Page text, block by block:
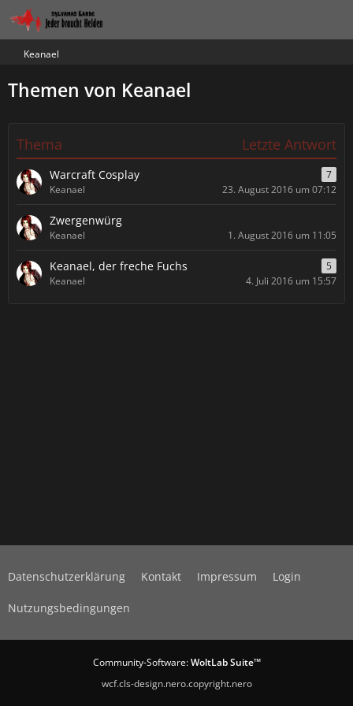
Keanael
Themen von Keanael
Thema Letzte Antwort
Warcraft Cosplay
7
Keanael
23. August 2016 um 07:12
Zwergenwürg
Keanael 1. August 2016 um 11:05
Keanael, der freche Fuchs
5
Keanael
4. Juli 2016 um 15:57
Datenschutzerklärung Kontakt Impressum Login
Nutzungsbedingungen
Community-Software:WoltLab Suite™
wcf.cls-design.nero.copyright.nero